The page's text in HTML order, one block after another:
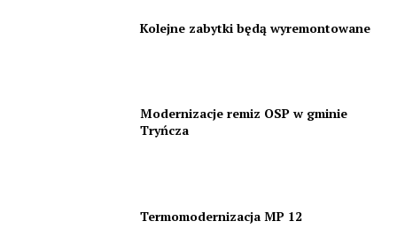
Kolejne zabytki będą wyremontowane
Modernizacje remiz OSP w gminie
Tryńcza
Termomodernizacja MP 12